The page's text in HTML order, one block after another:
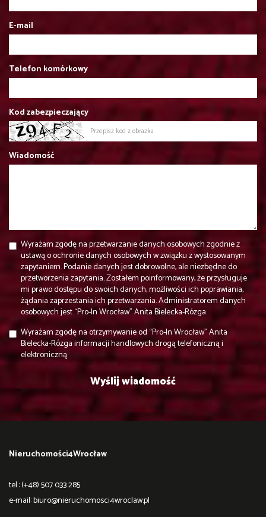
E-mail
Telefon komórkowy
Kod zabezpieczający
Wiadomość
Wyrażam zgodę na przetwarzanie danych osobowych zgodnie z
ustawą o ochronie danych osobowych w związku z wystosowanym
zapytaniem. Podanie danych jest dobrowolne, ale niezbędne do
przetworzenia zapytania. Zostałem poinformowany, że przysługuje
mi prawo dostępu do swoich danych, możliwości ich poprawiania,
żądania zaprzestania ich przetwarzania. Administratorem danych
osobowych jest “Pro-In Wrocław” Anita Bielecka-Rózga.
Wyrażam zgodę na otrzymywanie od “Pro-In Wrocław” Anita
Bielecka-Rózga informacji handlowych drogą telefoniczną i
elektroniczną
Nieruchomości4Wrocław
tel.: (+48) 507 033 285
e-mail:biuro@nieruchomosci4wroclaw.pl